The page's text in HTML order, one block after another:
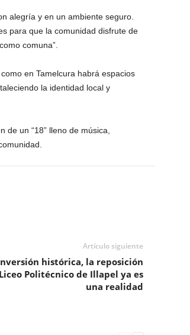
alegría y en un ambiente seguro.
para que la comunidad disfrute de
comuna”.
en Tamelcura habrá espacios
la identidad local y
un “18” lleno de música,
Artículo siguiente
histórica, la reposición
Politécnico de Illapel ya es
una realidad